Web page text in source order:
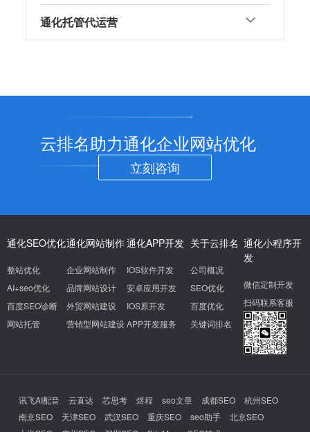
通化托管代运营
云排名助力通化企业网站优化
立刻咨询
通化SEO优化
整站优化
AI+seo优化
百度SEO诊断
网站托管
通化网站制作
企业网站制作
品牌网站设计
外贸网站建设
营销型网站建设
通化APP开发
IOS软件开发
安卓应用开发
IOS原开发
APP开发服务
关于云排名
公司概况
SEO优化
百度优化
关键词排名
通化小程序开
发
微信定制开发
扫码联系客服
讯飞AI配音 云直达 芯思考 煜程 seo文章 成都SEO
杭州SEO
南京SEO
天津SEO 武汉SEO 重庆SEO seo助手
北京SEO